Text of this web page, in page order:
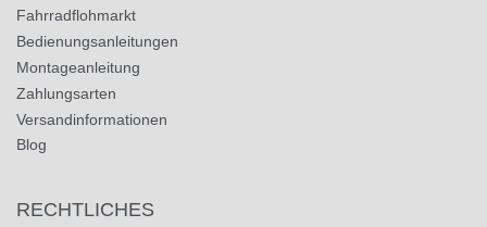
Fahrradflohmarkt
Bedienungsanleitungen
Montageanleitung
Zahlungsarten
Versandinformationen
Blog
RECHTLICHES